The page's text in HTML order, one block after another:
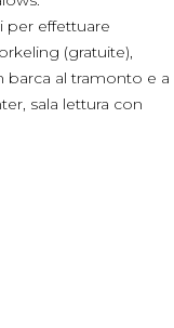
per effettuare
(gratuite),
barca al tramonto e a
sala lettura con